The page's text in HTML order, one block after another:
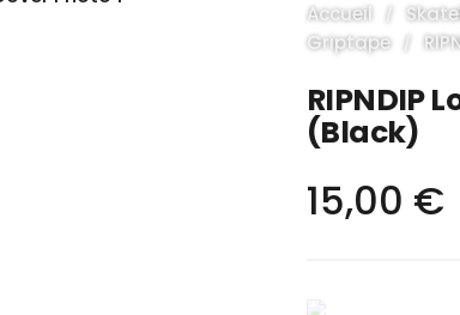
Accueil
Griptape
RIPNDIP
(Black)
15,00 €